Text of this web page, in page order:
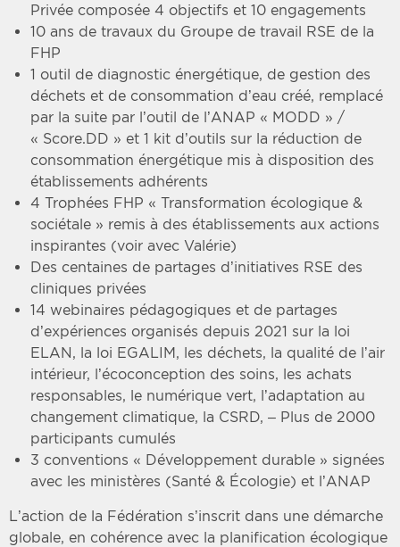
Privée composée 4 objectifs et 10 engagements
10 ans de travaux du Groupe de travail RSE de la
FHP
1 outil de diagnostic énergétique, de gestion des
déchets et de consommation d’eau créé, remplacé
par la suite par l’outil de l’ANAP « MODD » /
« Score.DD » et 1 kit d’outils sur la réduction de
consommation énergétique mis à disposition des
établissements adhérents
4 Trophées FHP « Transformation écologique &
sociétale » remis à des établissements aux actions
inspirantes (voir avec Valérie)
Des centaines de partages d’initiatives RSE des
cliniques privées
14 webinaires pédagogiques et de partages
d’expériences organisés depuis 2021 sur la loi
ELAN, la loi EGALIM, les déchets, la qualité de l’air
intérieur, l’écoconception des soins, les achats
responsables, le numérique vert, l’adaptation au
changement climatique, la CSRD, – Plus de 2000
participants cumulés
3 conventions « Développement durable » signées
avec les ministères (Santé & Écologie) et l’ANAP
L’action de la Fédération s’inscrit dans une démarche
globale, en cohérence avec la planification écologique